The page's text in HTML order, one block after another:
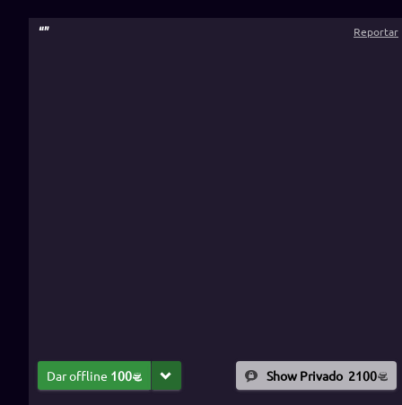
“” Reportar
Dar offline 100 Show Privado 2100